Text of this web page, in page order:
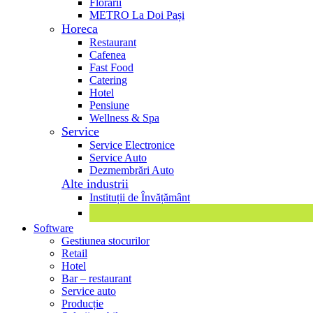
Florării
METRO La Doi Pași
Horeca
Restaurant
Cafenea
Fast Food
Catering
Hotel
Pensiune
Wellness & Spa
Service
Service Electronice
Service Auto
Dezmembrări Auto
Alte industrii
Instituții de Învățământ
Software
Gestiunea stocurilor
Retail
Hotel
Bar – restaurant
Service auto
Producție